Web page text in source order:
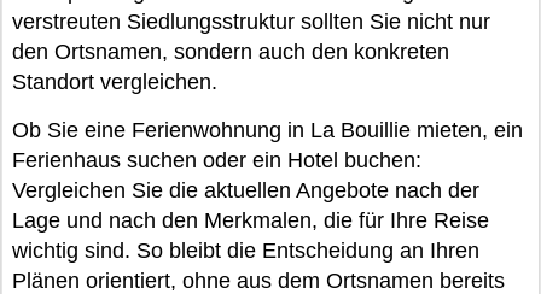
verstreuten Siedlungsstruktur sollten Sie nicht nur
den Ortsnamen, sondern auch den konkreten
Standort vergleichen.
Ob Sie eine Ferienwohnung in La Bouillie mieten, ein
Ferienhaus suchen oder ein Hotel buchen:
Vergleichen Sie die aktuellen Angebote nach der
Lage und nach den Merkmalen, die für Ihre Reise
wichtig sind. So bleibt die Entscheidung an Ihren
Plänen orientiert, ohne aus dem Ortsnamen bereits